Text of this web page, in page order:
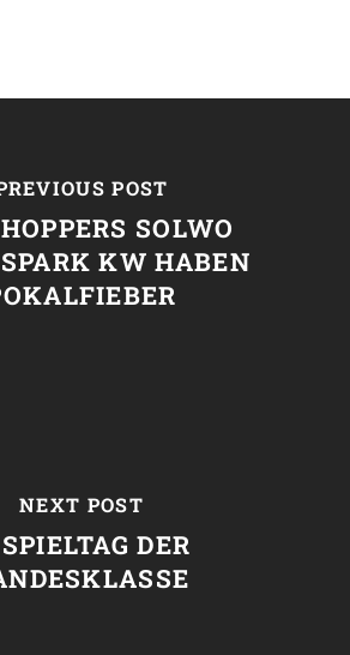
POST
SOLWO
KW HABEN
NEXT POST
DER